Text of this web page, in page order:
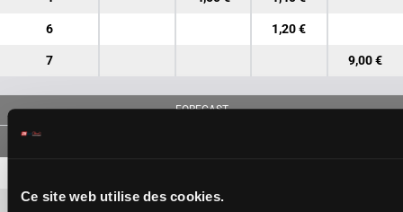
Ce site web utilise des cookies.
6 1,20 €
7 9,00 €
FORECAST
8-6